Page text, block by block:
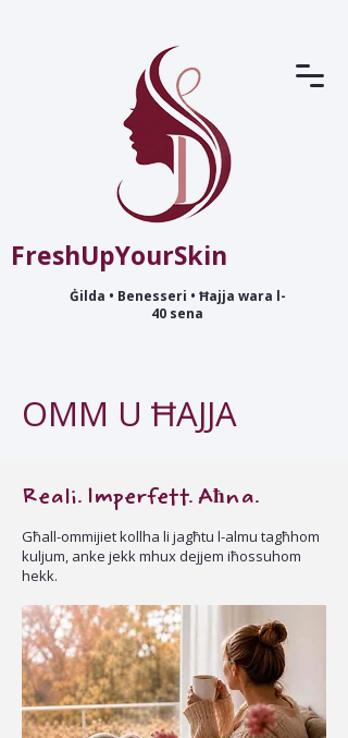
FreshUpYourSkin
Ġilda • Benesseri • Ħajja wara l-
40 sena
OMM U ĦAJJA
Reali. Imperfett. Aħna.
Għall-ommijiet kollha li jagħtu l-almu tagħhom
kuljum, anke jekk mhux dejjem iħossuhom
hekk.